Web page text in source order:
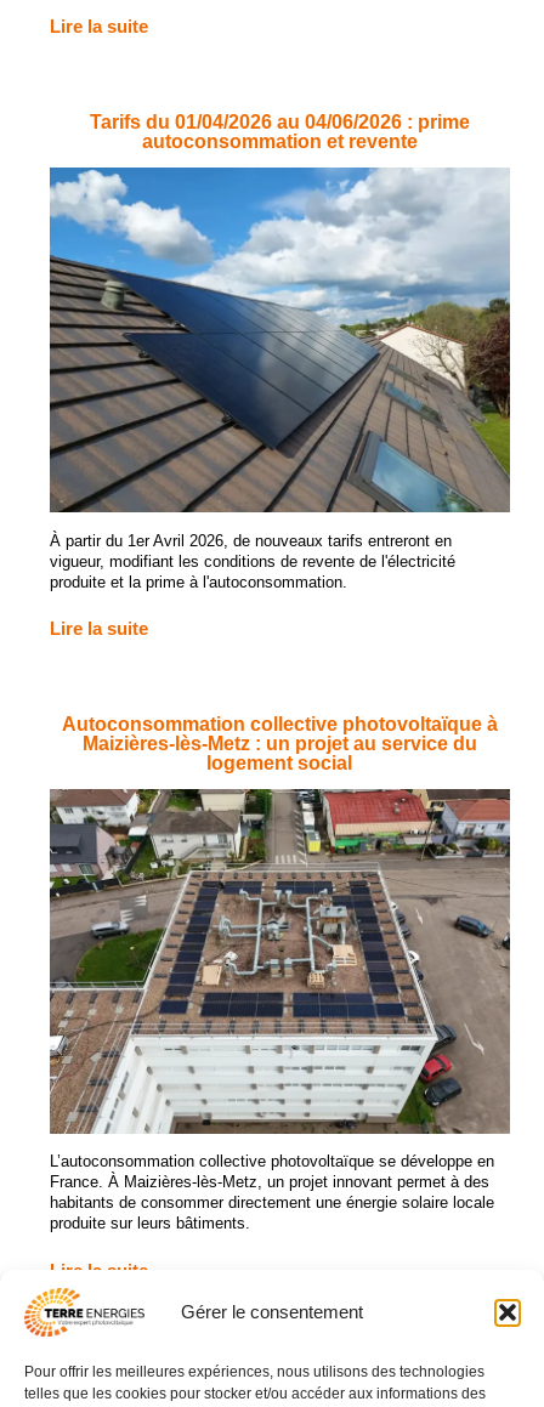
Gérer le consentement
Pour offrir les meilleures expériences, nous utilisons des technologies
telles que les cookies pour stocker et/ou accéder aux informations des
Lire la suite
Tarifs du 01/04/2026 au 04/06/2026 : prime
autoconsommation et revente
À partir du 1er Avril 2026, de nouveaux tarifs entreront en
vigueur, modifiant les conditions de revente de l'électricité
produite et la prime à l'autoconsommation.
Lire la suite
Autoconsommation collective photovoltaïque à
Maizières-lès-Metz : un projet au service du
logement social
L’autoconsommation collective photovoltaïque se développe en
France. À Maizières-lès-Metz, un projet innovant permet à des
habitants de consommer directement une énergie solaire locale
produite sur leurs bâtiments.
Lire la suite
03 83 16 42 93